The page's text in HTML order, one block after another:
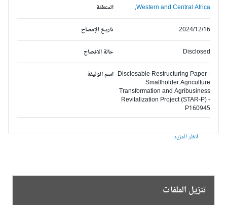
المنطقة Western and Central Africa,
تاريخ الإفصاح 2024/12/16
حالة الافصاح Disclosed
اسم الوثيقة Disclosable Restructuring Paper -
Smallholder Agriculture
Transformation and Agribusiness
Revitalization Project (STAR-P) -
P160945
انظر المزيد
تنزيل الملفات